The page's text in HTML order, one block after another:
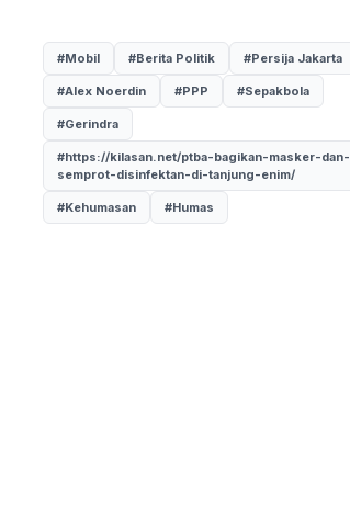
#Mobil #Berita Politik #Persija Jakarta
#Alex Noerdin #PPP #Sepakbola
#Gerindra
#https://kilasan.net/ptba-bagikan-masker-dan-
semprot-disinfektan-di-tanjung-enim/
#Kehumasan #Humas